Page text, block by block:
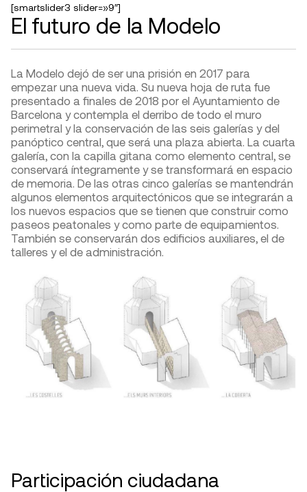
[smartslider3 slider=»9″]
El futuro de la Modelo
La Modelo dejó de ser una prisión en 2017 para
empezar una nueva vida. Su nueva hoja de ruta fue
presentado a finales de 2018 por el Ayuntamiento de
Barcelona y contempla el derribo de todo el muro
perimetral y la conservación de las seis galerías y del
panóptico central, que será una plaza abierta. La cuarta
galería, con la capilla gitana como elemento central, se
conservará íntegramente y se transformará en espacio
de memoria. De las otras cinco galerías se mantendrán
algunos elementos arquitectónicos que se integrarán a
los nuevos espacios que se tienen que construir como
paseos peatonales y como parte de equipamientos.
También se conservarán dos edificios auxiliares, el de
talleres y el de administración.
Participación ciudadana